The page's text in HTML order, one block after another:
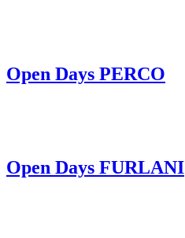
Open Days PERCO
Open Days FURLANI